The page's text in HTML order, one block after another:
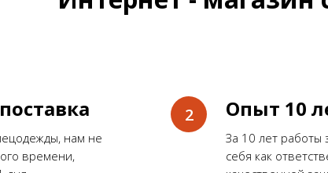
нам не
времени,
Опыт 10
За 10 лет работы
себя как